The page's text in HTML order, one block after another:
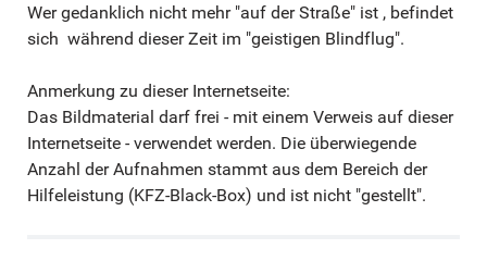
Wer gedanklich nicht mehr "auf der Straße" ist , befindet
sich während dieser Zeit im "geistigen Blindflug".
Anmerkung zu dieser Internetseite:
Das Bildmaterial darf frei - mit einem Verweis auf dieser
Internetseite - verwendet werden. Die überwiegende
Anzahl der Aufnahmen stammt aus dem Bereich der
Hilfeleistung (KFZ-Black-Box) und ist nicht "gestellt".